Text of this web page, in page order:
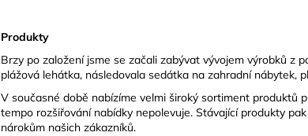
Produkty
Brzy po založení jsme se začali zabývat vývojem výrobků z
plážová lehátka, následovala sedátka na zahradní nábytek,
V současné době nabízíme velmi široký sortiment produktů
tempo rozšiřování nabídky nepolevuje. Stávající produkty
nárokům našich zákazníků.